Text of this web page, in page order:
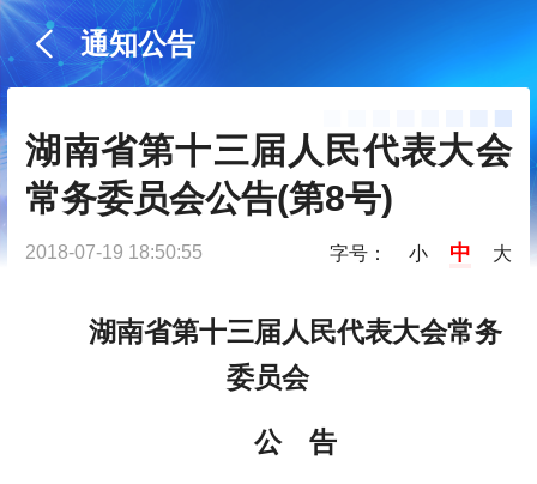
通知公告
湖南省第十三届人民代表大会
常务委员会公告(第8号)
2018-07-19 18:50:55 字号： 小 中 大
湖南省第十三届人民代表大会常务
委员会
公 告